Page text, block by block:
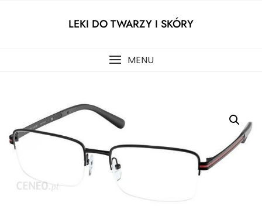
LEKI DO TWARZY I SKÓRY
MENU